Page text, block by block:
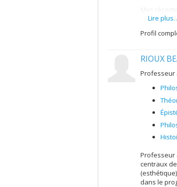
Mes
Lire
Profil
RIOUX
Professeur
Professeur
centraux
dans le